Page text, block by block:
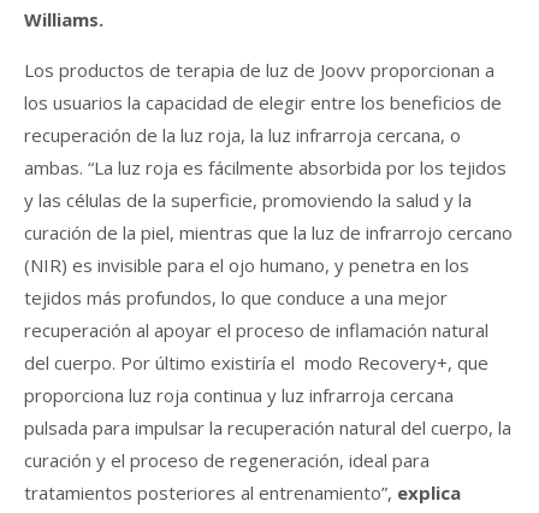
Williams.
Los productos de terapia de luz de Joovv proporcionan a
los usuarios la capacidad de elegir entre los beneficios de
recuperación de la luz roja, la luz infrarroja cercana, o
ambas. “La luz roja es fácilmente absorbida por los tejidos
y las células de la superficie, promoviendo la salud y la
curación de la piel, mientras que la luz de infrarrojo cercano
(NIR) es invisible para el ojo humano, y penetra en los
tejidos más profundos, lo que conduce a una mejor
recuperación al apoyar el proceso de inflamación natural
del cuerpo. Por último existiría el modo Recovery+, que
proporciona luz roja continua y luz infrarroja cercana
pulsada para impulsar la recuperación natural del cuerpo, la
curación y el proceso de regeneración, ideal para
tratamientos posteriores al entrenamiento”, explica